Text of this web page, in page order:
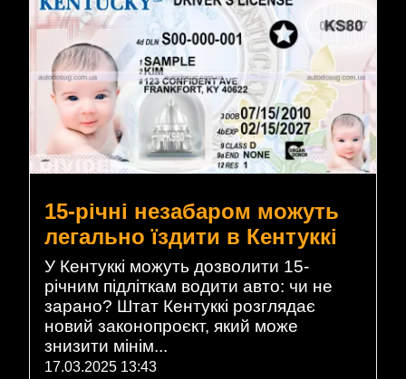
15-річні незабаром можуть
легально їздити в Кентуккі
У Кентуккі можуть дозволити 15-
річним підліткам водити авто: чи не
зарано? Штат Кентуккі розглядає
новий законопроєкт, який може
знизити мінім...
17.03.2025 13:43